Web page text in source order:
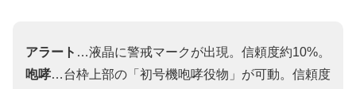
アラート …液晶に警戒マークが出現。信頼度約10%。
咆哮…台枠上部の「初号機咆哮役物」が可動。信頼度